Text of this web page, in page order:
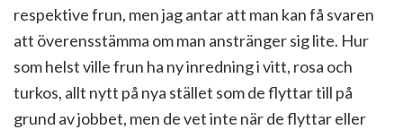
respektive frun, men jag antar att man kan få svaren
att överensstämma om man anstränger sig lite. Hur
som helst ville frun ha ny inredning i vitt, rosa och
turkos, allt nytt på nya stället som de flyttar till på
grund av jobbet, men de vet inte när de flyttar eller